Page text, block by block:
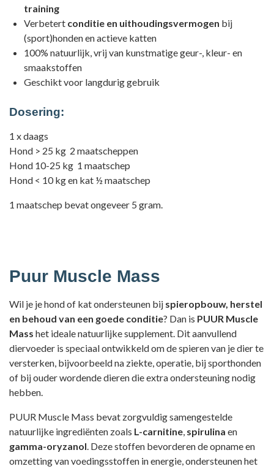
training
Verbetert conditie en uithoudingsvermogen bij
(sport)honden en actieve katten
100% natuurlijk, vrij van kunstmatige geur-, kleur- en
smaakstoffen
Geschikt voor langdurig gebruik
Dosering:
1 x daags
Hond > 25 kg 2 maatscheppen
Hond 10-25 kg 1 maatschep
Hond < 10 kg en kat ½ maatschep
1 maatschep bevat ongeveer 5 gram.
Puur Muscle Mass
Wil je je hond of kat ondersteunen bij spieropbouw, herstel
en behoud van een goede conditie? Dan is PUUR Muscle
Mass het ideale natuurlijke supplement. Dit aanvullend
diervoeder is speciaal ontwikkeld om de spieren van je dier te
versterken, bijvoorbeeld na ziekte, operatie, bij sporthonden
of bij ouder wordende dieren die extra ondersteuning nodig
hebben.
PUUR Muscle Mass bevat zorgvuldig samengestelde
natuurlijke ingrediënten zoals L-carnitine, spirulina en
gamma-oryzanol. Deze stoffen bevorderen de opname en
omzetting van voedingsstoffen in energie, ondersteunen het